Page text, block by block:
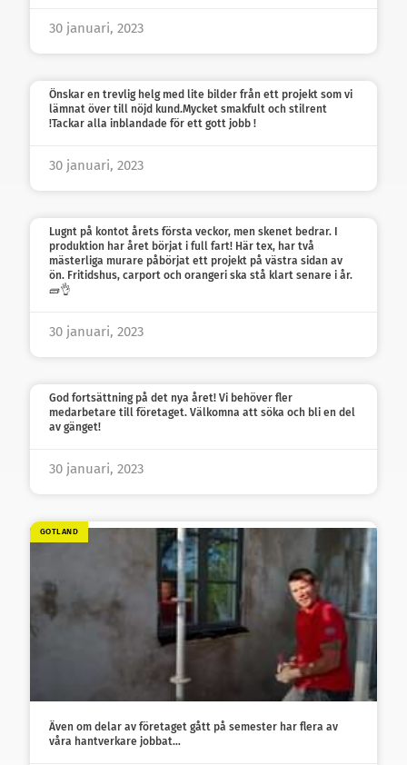
30 januari, 2023
Önskar en trevlig helg med lite bilder från ett projekt som vi
lämnat över till nöjd kund.Mycket smakfult och stilrent
!Tackar alla inblandade för ett gott jobb !
30 januari, 2023
Lugnt på kontot årets första veckor, men skenet bedrar. I
produktion har året börjat i full fart! Här tex, har två
mästerliga murare påbörjat ett projekt på västra sidan av
ön. Fritidshus, carport och orangeri ska stå klart senare i år.
🧱👌
30 januari, 2023
God fortsättning på det nya året! Vi behöver fler
medarbetare till företaget. Välkomna att söka och bli en del
av gänget!
30 januari, 2023
GOTLAND
Även om delar av företaget gått på semester har flera av
våra hantverkare jobbat…